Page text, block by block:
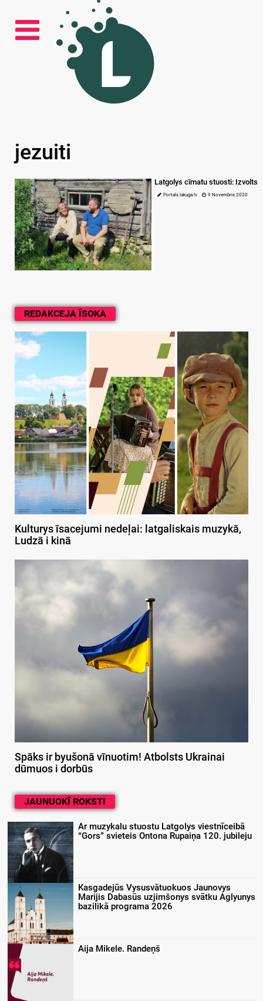
REDAKCEJA ĪSOKA
Kulturys īsacejumi nedeļai: latgaliskais muzykā,
Ludzā i kinā
Spāks ir byušonā vīnuotim! Atbolsts Ukrainai
dūmuos i dorbūs
jezuiti
Latgolys cīmatu stuosti: Izvolts
Portals lakuga.lv 9 Novembris 2020
JAUNUOKĪ ROKSTI
Ar muzykalu stuostu Latgolys viestnīceibā
“Gors” svieteis Ontona Rupaiņa 120. jubileju
Kasgadejūs Vysusvātuokuos Jaunovys
Marijis Dabasūs uzjimšonys svātku Aglyunys
bazilikā programa 2026
Aija Mikele. Randeņš